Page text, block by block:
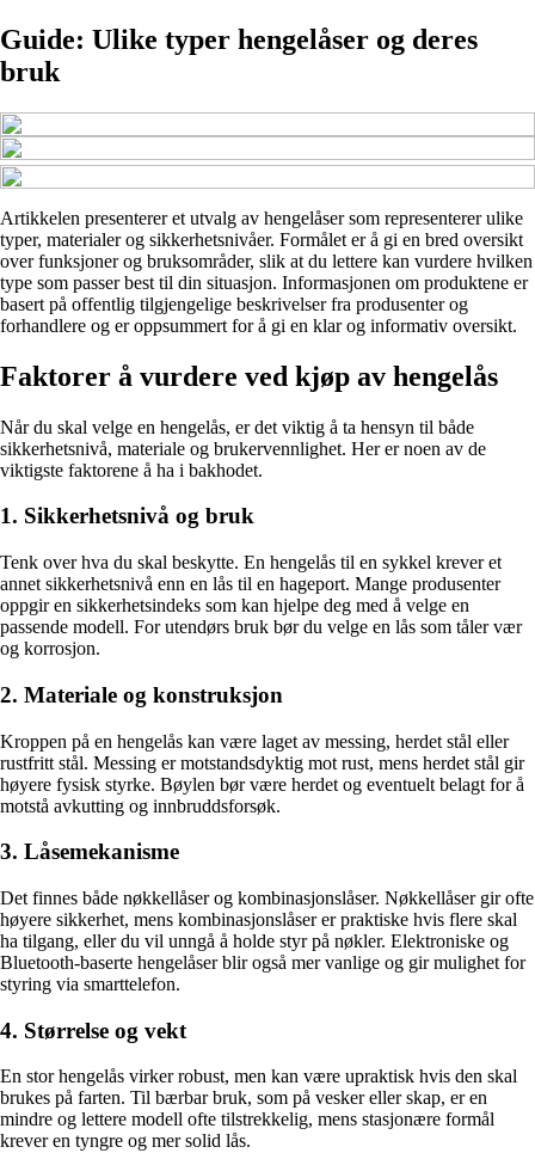
Guide: Ulike typer hengelåser og deres
bruk
Artikkelen presenterer et utvalg av hengelåser som representerer ulike
typer, materialer og sikkerhetsnivåer. Formålet er å gi en bred oversikt
over funksjoner og bruksområder, slik at du lettere kan vurdere hvilken
type som passer best til din situasjon. Informasjonen om produktene er
basert på offentlig tilgjengelige beskrivelser fra produsenter og
forhandlere og er oppsummert for å gi en klar og informativ oversikt.
Faktorer å vurdere ved kjøp av hengelås
Når du skal velge en hengelås, er det viktig å ta hensyn til både
sikkerhetsnivå, materiale og brukervennlighet. Her er noen av de
viktigste faktorene å ha i bakhodet.
1. Sikkerhetsnivå og bruk
Tenk over hva du skal beskytte. En hengelås til en sykkel krever et
annet sikkerhetsnivå enn en lås til en hageport. Mange produsenter
oppgir en sikkerhetsindeks som kan hjelpe deg med å velge en
passende modell. For utendørs bruk bør du velge en lås som tåler vær
og korrosjon.
2. Materiale og konstruksjon
Kroppen på en hengelås kan være laget av messing, herdet stål eller
rustfritt stål. Messing er motstandsdyktig mot rust, mens herdet stål gir
høyere fysisk styrke. Bøylen bør være herdet og eventuelt belagt for å
motstå avkutting og innbruddsforsøk.
3. Låsemekanisme
Det finnes både nøkkellåser og kombinasjonslåser. Nøkkellåser gir ofte
høyere sikkerhet, mens kombinasjonslåser er praktiske hvis flere skal
ha tilgang, eller du vil unngå å holde styr på nøkler. Elektroniske og
Bluetooth-baserte hengelåser blir også mer vanlige og gir mulighet for
styring via smarttelefon.
4. Størrelse og vekt
En stor hengelås virker robust, men kan være upraktisk hvis den skal
brukes på farten. Til bærbar bruk, som på vesker eller skap, er en
mindre og lettere modell ofte tilstrekkelig, mens stasjonære formål
krever en tyngre og mer solid lås.